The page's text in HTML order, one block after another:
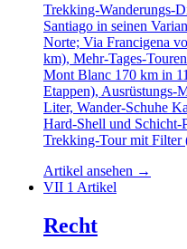
Trekking-Wanderungs-
Santiago in seinen
Norte; Via Francigena
km), Mehr-Tages-
Mont Blanc 170 km in
Etappen), Ausrüstungs-
Liter, Wander-Schuhe
Hard-Shell und Schicht-
Trekking-Tour mit Filter
Artikel ansehen →
VII 1 Artikel
Recht